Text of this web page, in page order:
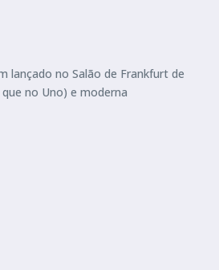
lançado no Salão de Frankfurt de
no Uno) e moderna